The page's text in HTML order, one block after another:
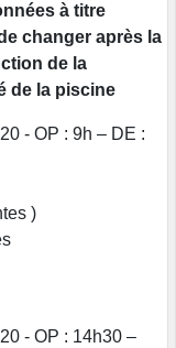
à titre
changer après la
de la
de la piscine
- OP : 9h – DE :
)
- OP : 14h30 –